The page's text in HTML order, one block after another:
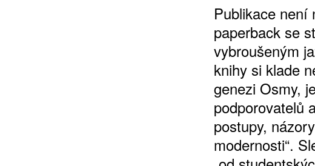
Publikace není
paperback se
vybroušeným
knihy si klade
genezi Osmy,
podporovatelů
postupy,
modernosti“.